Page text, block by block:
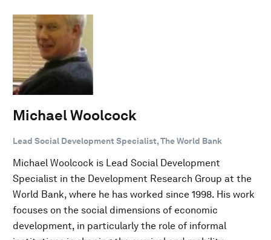
Michael Woolcock
Lead Social Development Specialist, The World Bank
Michael Woolcock is Lead Social Development
Specialist in the Development Research Group at the
World Bank, where he has worked since 1998. His work
focuses on the social dimensions of economic
development, in particularly the role of informal